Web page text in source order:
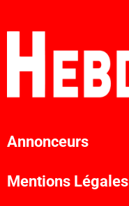
Annonceurs
Mentions Légales